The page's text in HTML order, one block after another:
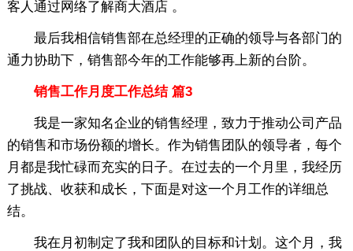
客人通过网络了解商大酒店 。
最后我相信销售部在总经理的正确的领导与各部门的
通力协助下，销售部今年的工作能够再上新的台阶。
销售工作月度工作总结 篇3
我是一家知名企业的销售经理，致力于推动公司产品
的销售和市场份额的增长。作为销售团队的领导者，每个
月都是我忙碌而充实的日子。在过去的一个月里，我经历
了挑战、收获和成长，下面是对这一个月工作的详细总
结。
我在月初制定了我和团队的目标和计划。这个月，我